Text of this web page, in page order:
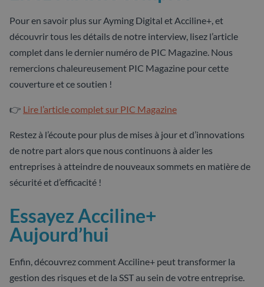
Pour en savoir plus sur Ayming Digital et Acciline+, et
découvrir tous les détails de notre interview, lisez l’article
complet dans le dernier numéro de PIC Magazine. Nous
remercions chaleureusement PIC Magazine pour cette
couverture et ce soutien !
👉 Lire l’article complet sur PIC Magazine
Restez à l’écoute pour plus de mises à jour et d’innovations
de notre part alors que nous continuons à aider les
entreprises à atteindre de nouveaux sommets en matière de
sécurité et d’efficacité !
Essayez Acciline+
Aujourd’hui
Enfin, découvrez comment Acciline+ peut transformer la
gestion des risques et de la SST au sein de votre entreprise.